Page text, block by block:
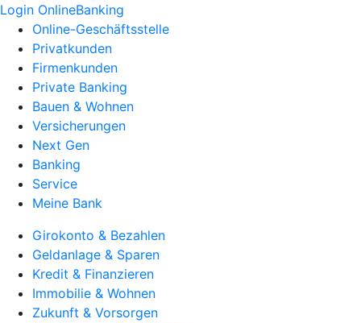
Login OnlineBanking
Online-Geschäftsstelle
Privatkunden
Firmenkunden
Private Banking
Bauen & Wohnen
Versicherungen
Next Gen
Banking
Service
Meine Bank
Girokonto & Bezahlen
Geldanlage & Sparen
Kredit & Finanzieren
Immobilie & Wohnen
Zukunft & Vorsorgen